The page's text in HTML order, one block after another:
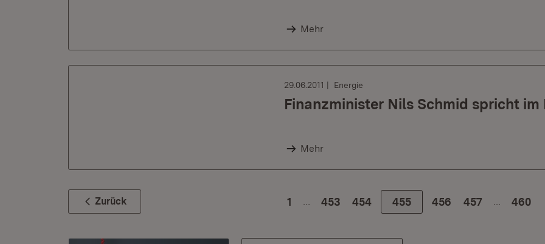
Mehr
29.06.2011 Energie
Finanzminister Nils Schmid spricht im
Mehr
Zurück 1 453 454 455 456 457 Zur
460